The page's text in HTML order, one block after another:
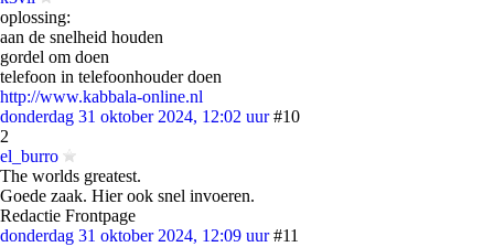
oplossing:
aan de snelheid houden
gordel om doen
telefoon in telefoonhouder doen
http://www.kabbala-online.nl
donderdag 31 oktober 2024, 12:02 uur #10
2
el_burro
The worlds greatest.
Goede zaak. Hier ook snel invoeren.
Redactie Frontpage
donderdag 31 oktober 2024, 12:09 uur #11